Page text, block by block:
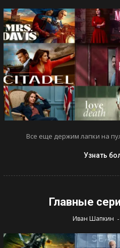
Все еще держим лапки на
Узнать
Главные
Иван Шапкин -